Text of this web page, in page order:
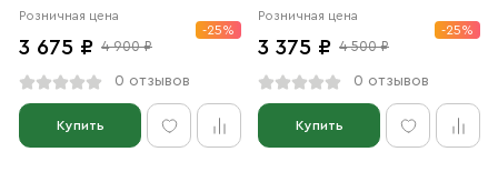
позолота
Розничная цена
3 675 ₽ 4 900 ₽
-25%
0 отзывов
Купить
Розничная цена
3 375 ₽ 4 500 ₽
-25%
0 отзывов
Купить